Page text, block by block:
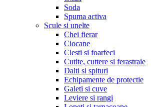
Soda
Spuma activa
Scule si unelte
Chei fierar
Ciocane
Clesti si foarfeci
Cutite, cuttere si ferastraie
Dalti si spituri
Echipamente de protectie
Galeti si cuve
Leviere si rangi